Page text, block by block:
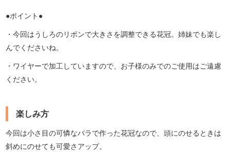
●ポイント●
・今回はうしろのリボンで大きさを調整できる花冠。姉妹でも楽し
んでくださいね。
・ワイヤーで加工していますので、お子様のみでのご使用はご遠慮
ください。
楽しみ方
今回は小さ目の可憐なバラで作った花冠なので、頭にのせるときは
斜めにのせても可愛さアップ。